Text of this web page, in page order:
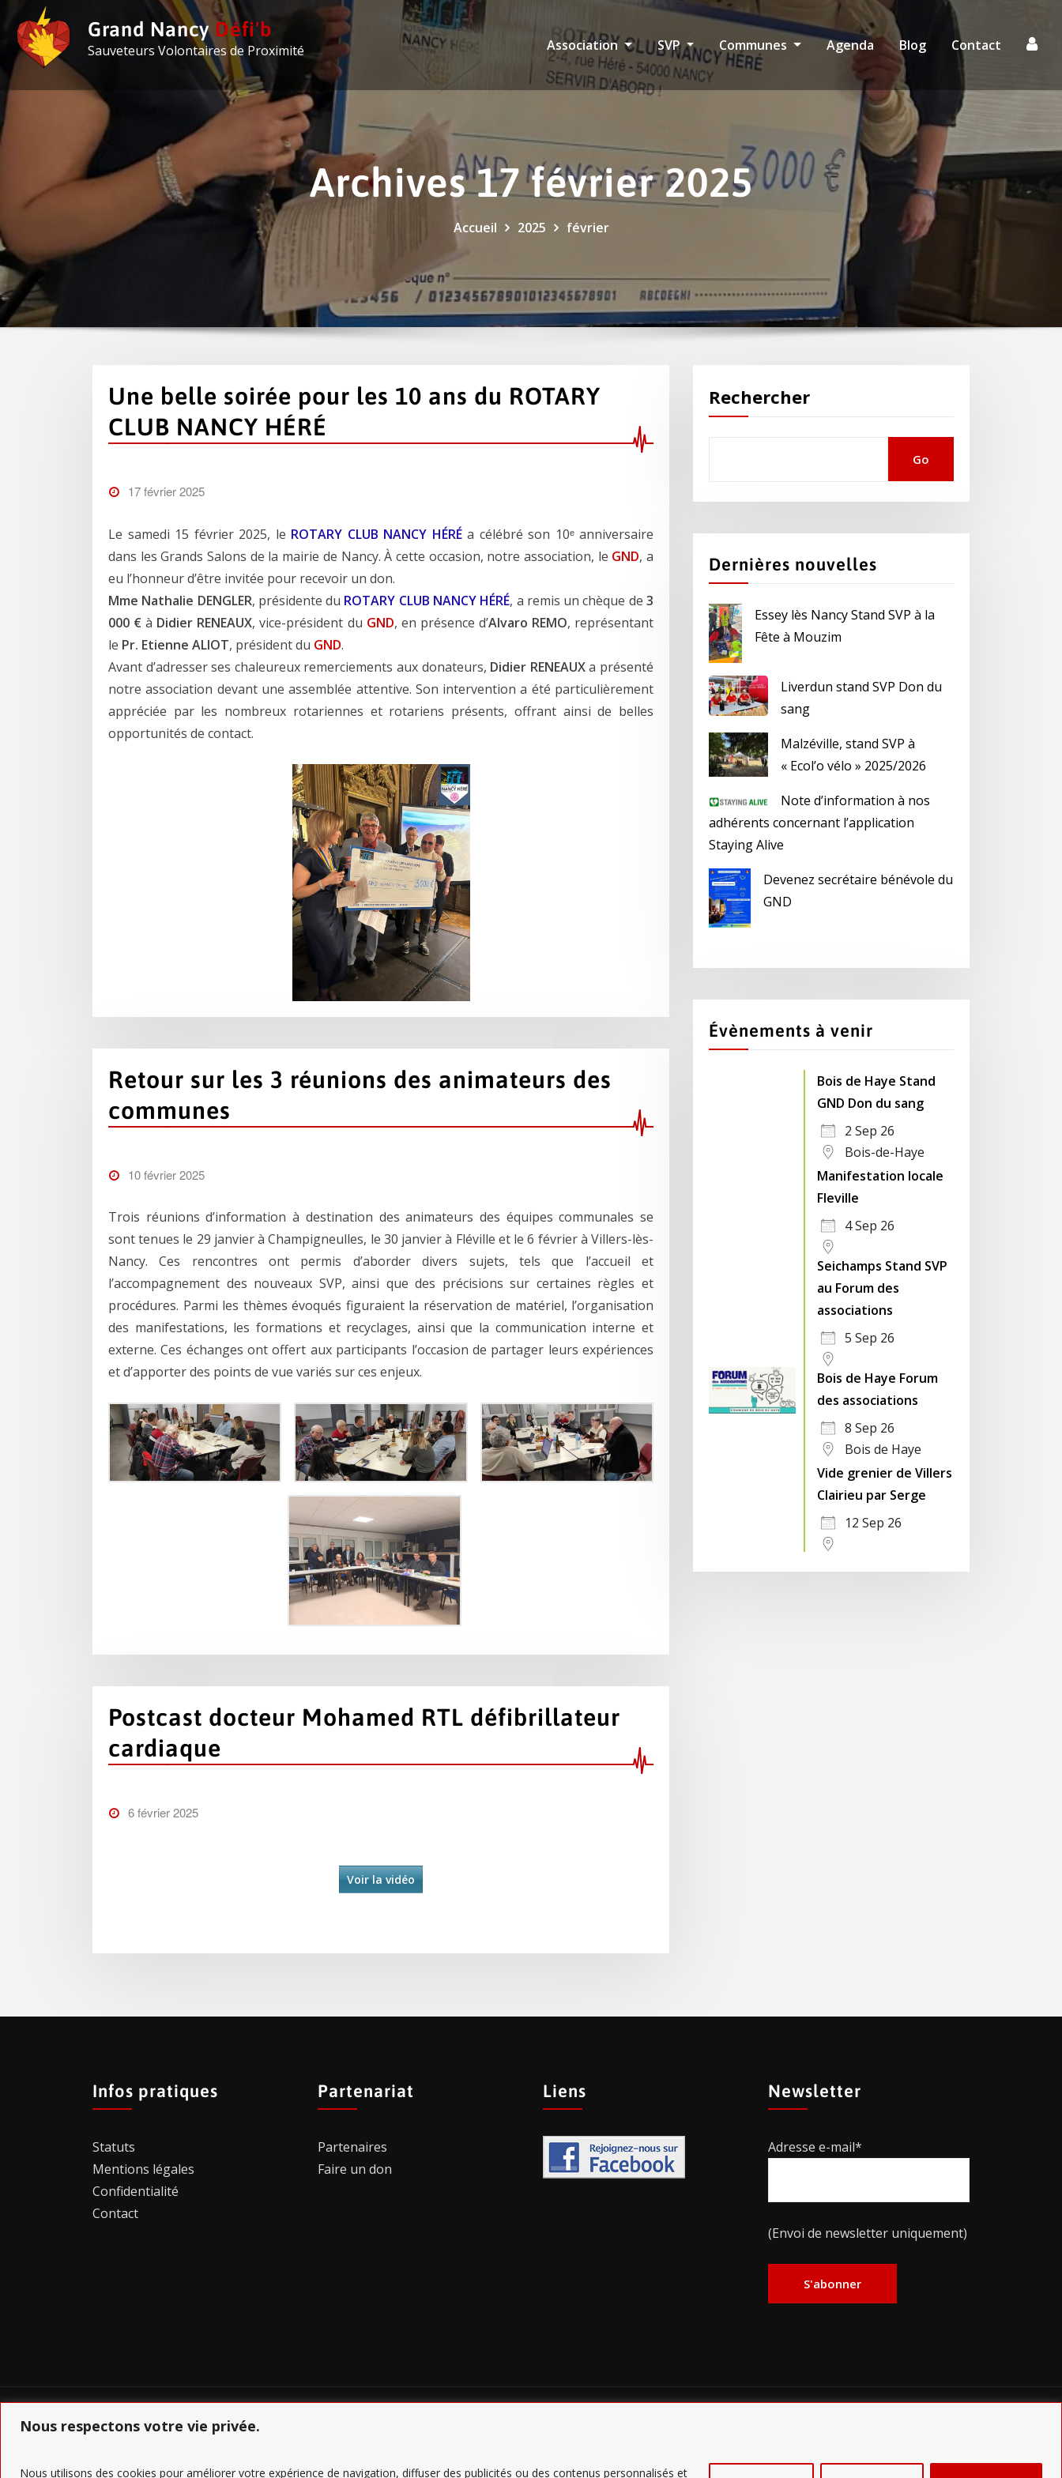
Nous respectons votre vie privée.
Nous utilisons des cookies pour améliorer votre expérience de navigation, diffuser des publicités ou des contenus personnalisés et
Grand Nancy Défi'b
Sauveteurs Volontaires de Proximité Association SVP Communes Agenda Blog Contact
Archives 17 février 2025
Accueil 2025 février
Une belle soirée pour les 10 ans du ROTARY
CLUB NANCY HÉRÉ
17 février 2025
Le samedi 15 février 2025, le ROTARY CLUB NANCY HÉRÉa célébré son 10ᵉ anniversaire
dans les Grands Salons de la mairie de Nancy. À cette occasion, notre association, le GND, a
eu l’honneur d’être invitée pour recevoir un don.
Mme Nathalie DENGLER, présidente du ROTARY CLUB NANCY HÉRÉ, a remis un chèque de3
000 € à Didier RENEAUX, vice-président du GND, en présence d’Alvaro REMO, représentant
le Pr. Etienne ALIOT, président du GND.
Avant d’adresser ses chaleureux remerciements aux donateurs, Didier RENEAUXa présenté
notre association devant une assemblée attentive. Son intervention a été particulièrement
appréciée par les nombreux rotariennes et rotariens présents, offrant ainsi de belles
opportunités de contact.
Retour sur les 3 réunions des animateurs des
communes
10 février 2025
Trois réunions d’information à destination des animateurs des équipes communales se
sont tenues le 29 janvier à Champigneulles, le 30 janvier à Fléville et le 6 février à Villers-lès-
Nancy. Ces rencontres ont permis d’aborder divers sujets, tels que l’accueil et
l’accompagnement des nouveaux SVP, ainsi que des précisions sur certaines règles et
procédures. Parmi les thèmes évoqués figuraient la réservation de matériel, l’organisation
des manifestations, les formations et recyclages, ainsi que la communication interne et
externe. Ces échanges ont offert aux participants l’occasion de partager leurs expériences
et d’apporter des points de vue variés sur ces enjeux.
Postcast docteur Mohamed RTL défibrillateur
cardiaque
6 février 2025
Voir la vidéo
Rechercher
Go
Dernières nouvelles
Essey lès Nancy Stand SVP à la
Fête à Mouzim
Liverdun stand SVP Don du
sang
Malzéville, stand SVP à
« Ecol’o vélo » 2025/2026
Note d’information à nos
adhérents concernant l’application
Staying Alive
Devenez secrétaire bénévole du
GND
Évènements à venir
Bois de Haye Stand
GND Don du sang
2 Sep 26
Bois-de-Haye
Manifestation locale
Fleville
4 Sep 26
Seichamps Stand SVP
au Forum des
associations
5 Sep 26
Bois de Haye Forum
des associations
8 Sep 26
Bois de Haye
Vide grenier de Villers
Clairieu par Serge
12 Sep 26
Infos pratiques
Statuts
Mentions légales
Confidentialité
Contact
Partenariat
Partenaires
Faire un don
Liens Newsletter
Adresse e-mail*
(Envoi de newsletter uniquement)